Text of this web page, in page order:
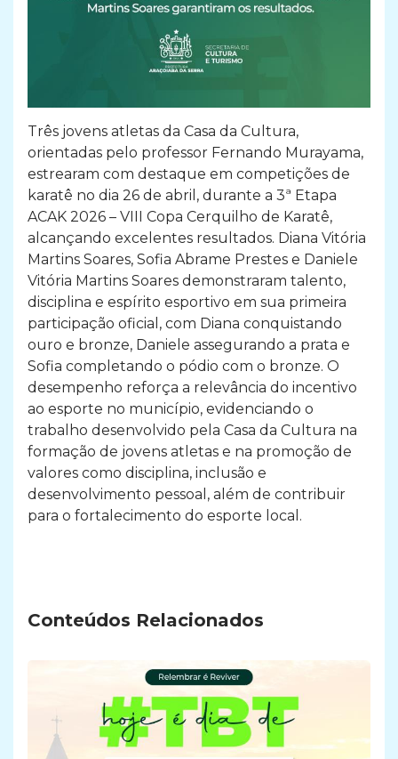
Três jovens atletas da Casa da Cultura,
orientadas pelo professor Fernando Murayama,
estrearam com destaque em competições de
karatê no dia 26 de abril, durante a 3ª Etapa
ACAK 2026 – VIII Copa Cerquilho de Karatê,
alcançando excelentes resultados. Diana Vitória
Martins Soares, Sofia Abrame Prestes e Daniele
Vitória Martins Soares demonstraram talento,
disciplina e espírito esportivo em sua primeira
participação oficial, com Diana conquistando
ouro e bronze, Daniele assegurando a prata e
Sofia completando o pódio com o bronze. O
desempenho reforça a relevância do incentivo
ao esporte no município, evidenciando o
trabalho desenvolvido pela Casa da Cultura na
formação de jovens atletas e na promoção de
valores como disciplina, inclusão e
desenvolvimento pessoal, além de contribuir
para o fortalecimento do esporte local.
Conteúdos Relacionados